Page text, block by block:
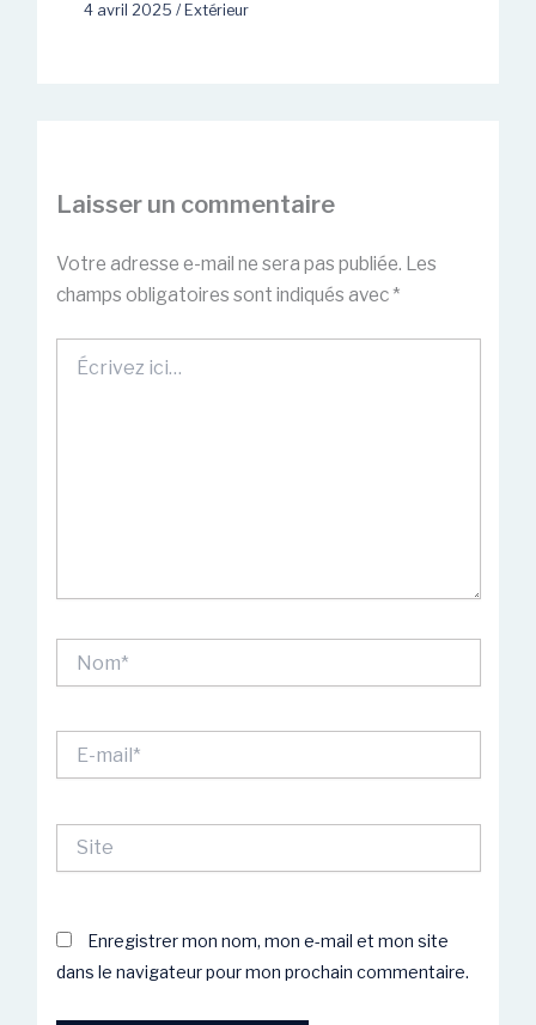
4 avril 2025 / Extérieur
Laisser un commentaire
Votre adresse e-mail ne sera pas publiée. Les
champs obligatoires sont indiqués avec *
ici…
mail*
Enregistrer mon nom, mon e-mail et mon site
dans le navigateur pour mon prochain commentaire.